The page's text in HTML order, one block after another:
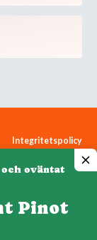
Integritetspolicy
Cookiepolicy
AB
oväntat
Pinot